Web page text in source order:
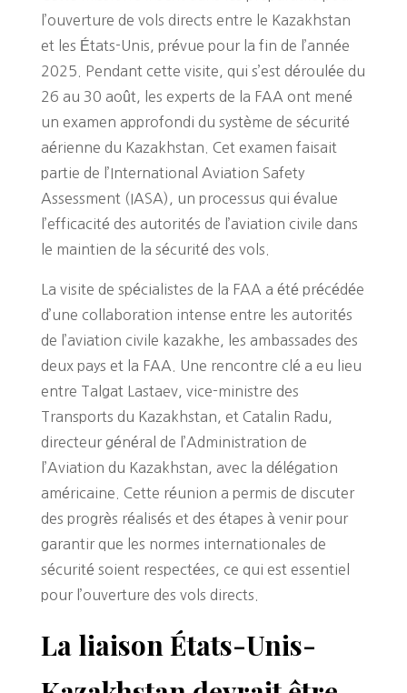
l’ouverture de vols directs entre le Kazakhstan
et les États-Unis, prévue pour la fin de l’année
2025. Pendant cette visite, qui s’est déroulée du
26 au 30 août, les experts de la FAA ont mené
un examen approfondi du système de sécurité
aérienne du Kazakhstan. Cet examen faisait
partie de l’International Aviation Safety
Assessment (IASA), un processus qui évalue
l’efficacité des autorités de l’aviation civile dans
le maintien de la sécurité des vols.
La visite de spécialistes de la FAA a été précédée
d’une collaboration intense entre les autorités
de l’aviation civile kazakhe, les ambassades des
deux pays et la FAA. Une rencontre clé a eu lieu
entre Talgat Lastaev, vice-ministre des
Transports du Kazakhstan, et Catalin Radu,
directeur général de l’Administration de
l’Aviation du Kazakhstan, avec la délégation
américaine. Cette réunion a permis de discuter
des progrès réalisés et des étapes à venir pour
garantir que les normes internationales de
sécurité soient respectées, ce qui est essentiel
pour l’ouverture des vols directs.
La liaison États-Unis-